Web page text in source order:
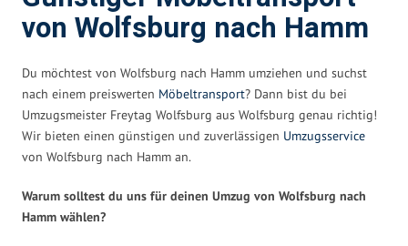
von Wolfsburg nach Hamm
Du möchtest von Wolfsburg nach Hamm umziehen und suchst
nach einem preiswerten Möbeltransport? Dann bist du bei
Umzugsmeister Freytag Wolfsburg aus Wolfsburg genau richtig!
Wir bieten einen günstigen und zuverlässigen Umzugsservice
von Wolfsburg nach Hamm an.
Warum solltest du uns für deinen Umzug von Wolfsburg nach
Hamm wählen?